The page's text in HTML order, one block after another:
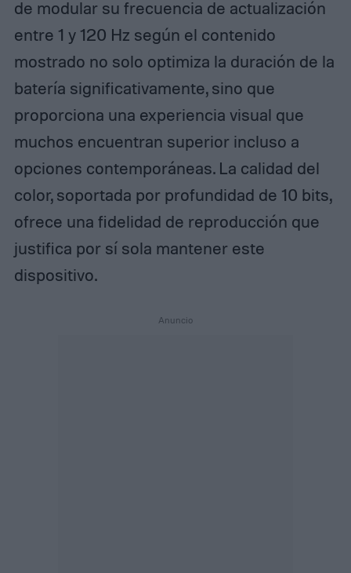
de modular su frecuencia de actualización
entre 1 y 120 Hz según el contenido
mostrado no solo optimiza la duración de la
batería significativamente, sino que
proporciona una experiencia visual que
muchos encuentran superior incluso a
opciones contemporáneas. La calidad del
color, soportada por profundidad de 10 bits,
ofrece una fidelidad de reproducción que
justifica por sí sola mantener este
dispositivo.